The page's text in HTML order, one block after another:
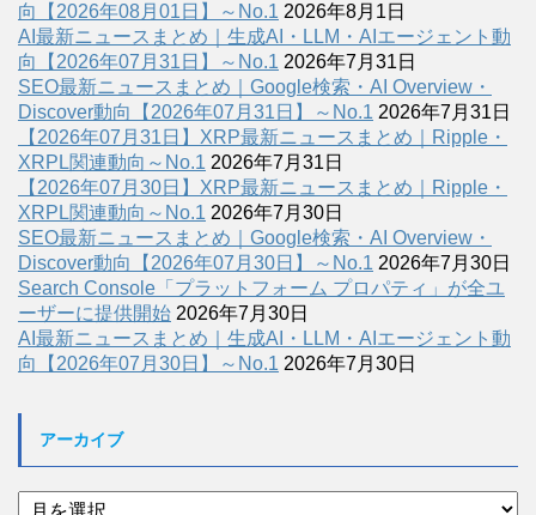
向【2026年08月01日】～No.1 2026年8月1日
AI最新ニュースまとめ｜生成AI・LLM・AIエージェント動
向【2026年07月31日】～No.1 2026年7月31日
SEO最新ニュースまとめ｜Google検索・AI Overview・
Discover動向【2026年07月31日】～No.1 2026年7月31日
【2026年07月31日】XRP最新ニュースまとめ｜Ripple・
XRPL関連動向～No.1 2026年7月31日
【2026年07月30日】XRP最新ニュースまとめ｜Ripple・
XRPL関連動向～No.1 2026年7月30日
SEO最新ニュースまとめ｜Google検索・AI Overview・
Discover動向【2026年07月30日】～No.1 2026年7月30日
Search Console「プラットフォーム プロパティ」が全ユ
ーザーに提供開始 2026年7月30日
AI最新ニュースまとめ｜生成AI・LLM・AIエージェント動
向【2026年07月30日】～No.1 2026年7月30日
アーカイブ
ア